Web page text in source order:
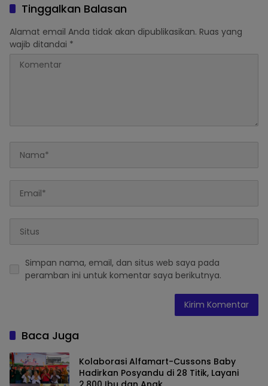
Tinggalkan Balasan
Alamat email Anda tidak akan dipublikasikan. Ruas yang
wajib ditandai *
Simpan nama, email, dan situs web saya pada
peramban ini untuk komentar saya berikutnya.
Baca Juga
Kolaborasi Alfamart-Cussons Baby
Hadirkan Posyandu di 28 Titik, Layani